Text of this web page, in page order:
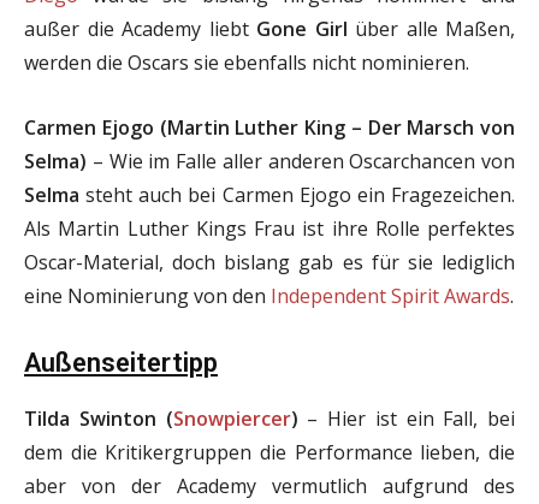
außer die Academy liebt Gone Girl über alle Maßen,
werden die Oscars sie ebenfalls nicht nominieren.
Carmen Ejogo (Martin Luther King – Der Marsch von
Selma) – Wie im Falle aller anderen Oscarchancen von
Selma steht auch bei Carmen Ejogo ein Fragezeichen.
Als Martin Luther Kings Frau ist ihre Rolle perfektes
Oscar-Material, doch bislang gab es für sie lediglich
eine Nominierung von den Independent Spirit Awards.
Außenseitertipp
Tilda Swinton (Snowpiercer) – Hier ist ein Fall, bei
dem die Kritikergruppen die Performance lieben, die
aber von der Academy vermutlich aufgrund des